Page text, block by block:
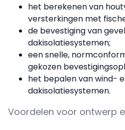
het berekenen van
versterkingen met
de bevestiging van
dakisolatiesystemen;
een snelle,
gekozen
het bepalen van wind-
dakisolatiesystemen.
Voordelen voor ontwerp